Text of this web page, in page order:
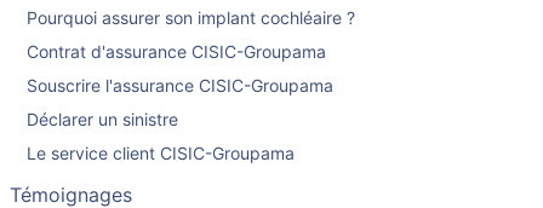
Pourquoi assurer son implant cochléaire ?
Contrat d'assurance CISIC-Groupama
Souscrire l'assurance CISIC-Groupama
Déclarer un sinistre
Le service client CISIC-Groupama
Témoignages